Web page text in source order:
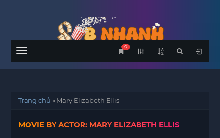
Menu
0
Trang chủ » Mary Elizabeth Ellis
MOVIE BY ACTOR: MARY ELIZABETH ELLIS